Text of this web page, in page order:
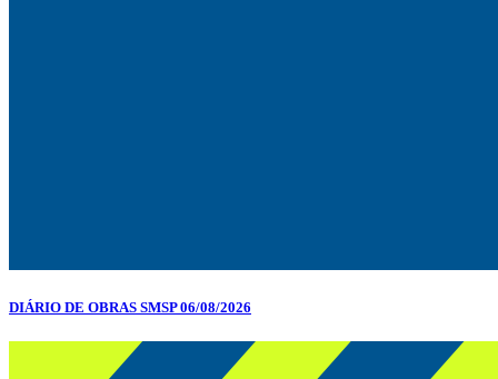
DIÁRIO DE OBRAS SMSP 06/08/2026